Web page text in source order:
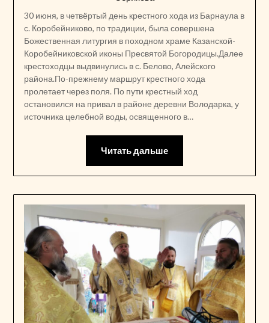
30 июня, в четвёртый день крестного хода из Барнаула в
с. Коробейниково, по традиции, была совершена
Божественная литургия в походном храме Казанской-
Коробейниковской иконы Пресвятой Богородицы.Далее
крестоходцы выдвинулись в с. Белово, Алейского
района.По-прежнему маршрут крестного хода
пролетает через поля. По пути крестный ход
остановился на привал в районе деревни Володарка, у
источника целебной воды, освященного в…
Читать дальше